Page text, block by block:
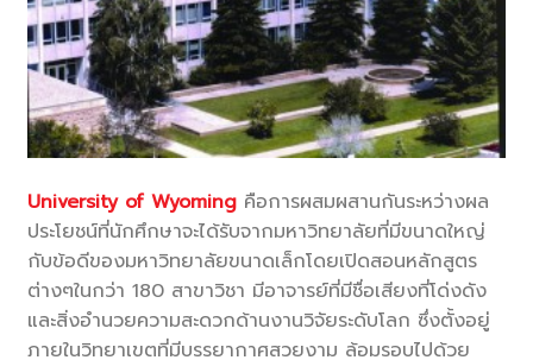
University of Wyoming คือการผสมผสานกันระหว่างผล
ประโยชน์ที่นักศึกษาจะได้รับจากมหาวิทยาลัยที่มีขนาดใหญ่
กับข้อดีของมหาวิทยาลัยขนาดเล็กโดยเปิดสอนหลักสูตร
ต่างๆในกว่า 180 สาขาวิชา มีอาจารย์ที่มีชื่อเสียงที่โด่งดัง
และสิ่งอำนวยความสะดวกด้านงานวิจัยระดับโลก ซึ่งตั้งอยู่
ภายในวิทยาเขตที่มีบรรยากาศสวยงาม ล้อมรอบไปด้วย